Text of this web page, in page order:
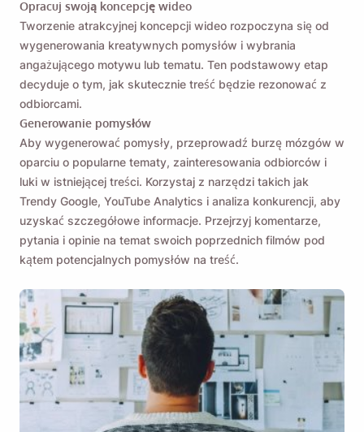
Opracuj swoją koncepcję wideo
Tworzenie atrakcyjnej koncepcji wideo rozpoczyna się od
wygenerowania kreatywnych pomysłów i wybrania
angażującego motywu lub tematu. Ten podstawowy etap
decyduje o tym, jak skutecznie treść będzie rezonować z
odbiorcami.
Generowanie pomysłów
Aby wygenerować pomysły, przeprowadź burzę mózgów w
oparciu o popularne tematy, zainteresowania odbiorców i
luki w istniejącej treści. Korzystaj z narzędzi takich jak
Trendy Google, YouTube Analytics i analiza konkurencji, aby
uzyskać szczegółowe informacje. Przejrzyj komentarze,
pytania i opinie na temat swoich poprzednich filmów pod
kątem potencjalnych pomysłów na treść.